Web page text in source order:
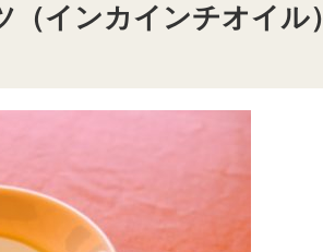
インカインチオイル）